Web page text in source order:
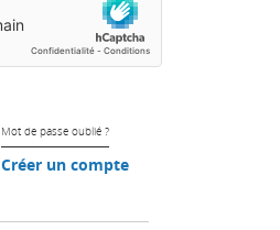
Mot de passe oublié ?
Créer un compte